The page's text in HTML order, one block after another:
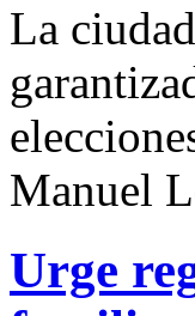
La
Manuel
Urge